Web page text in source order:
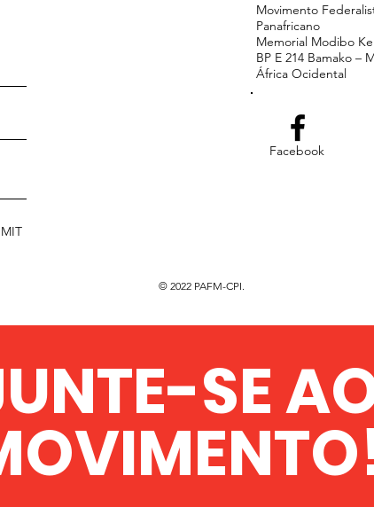
Movimento
Panafricano
Memorial Modibo
BP E 214 Bamako –
África Ocidental
Facebook
© 2022 PAFM-CPI.
SE